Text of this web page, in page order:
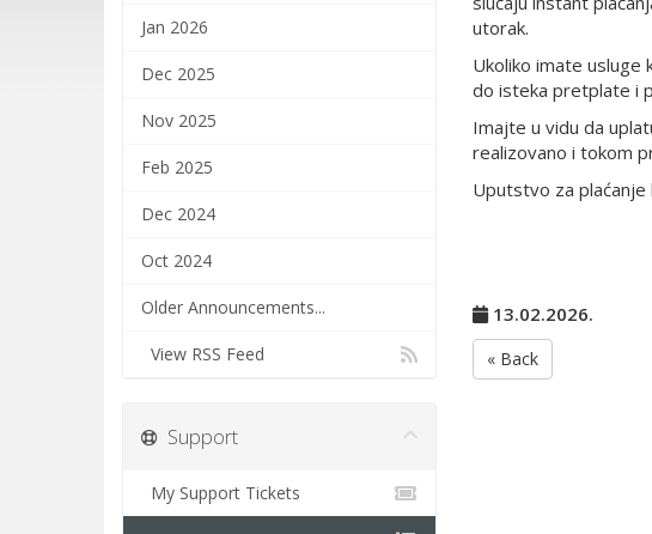
Jan 2026
Dec 2025
Nov 2025
Feb 2025
Dec 2024
Oct 2024
Older Announcements...
View RSS Feed
utorak.
Ukoliko imate usluge
do isteka pretplate i
Imajte u vidu da
realizovano i tokom
Uputstvo za
13.02.2026.
« Back
Support
My Support Tickets